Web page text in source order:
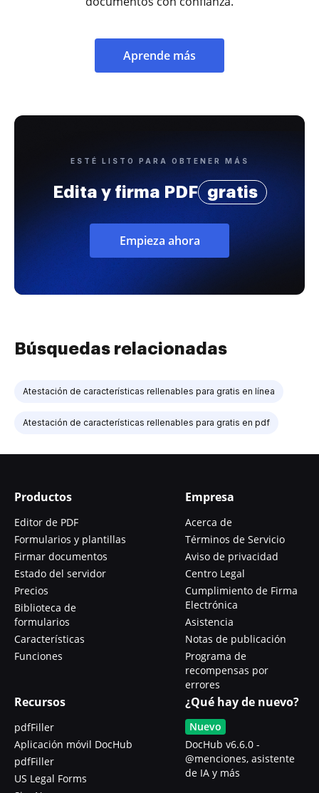
Aprende más
ESTÉ LISTO PARA OBTENER MÁS
Edita y firma PDF gratis
Empieza ahora
Búsquedas relacionadas
Atestación de características rellenables para gratis en línea
Atestación de características rellenables para gratis en pdf
Productos
Editor de PDF
Formularios y plantillas
Firmar documentos
Estado del servidor
Precios
Biblioteca de
formularios
Características
Funciones
Empresa
Acerca de
Términos de Servicio
Aviso de privacidad
Centro Legal
Cumplimiento de Firma
Electrónica
Asistencia
Notas de publicación
Programa de
recompensas por
errores
Recursos
pdfFiller
Aplicación móvil DocHub
pdfFiller
US Legal Forms
¿Qué hay de nuevo?
Nuevo
DocHub v6.6.0 -
@menciones, asistente
de IA y más